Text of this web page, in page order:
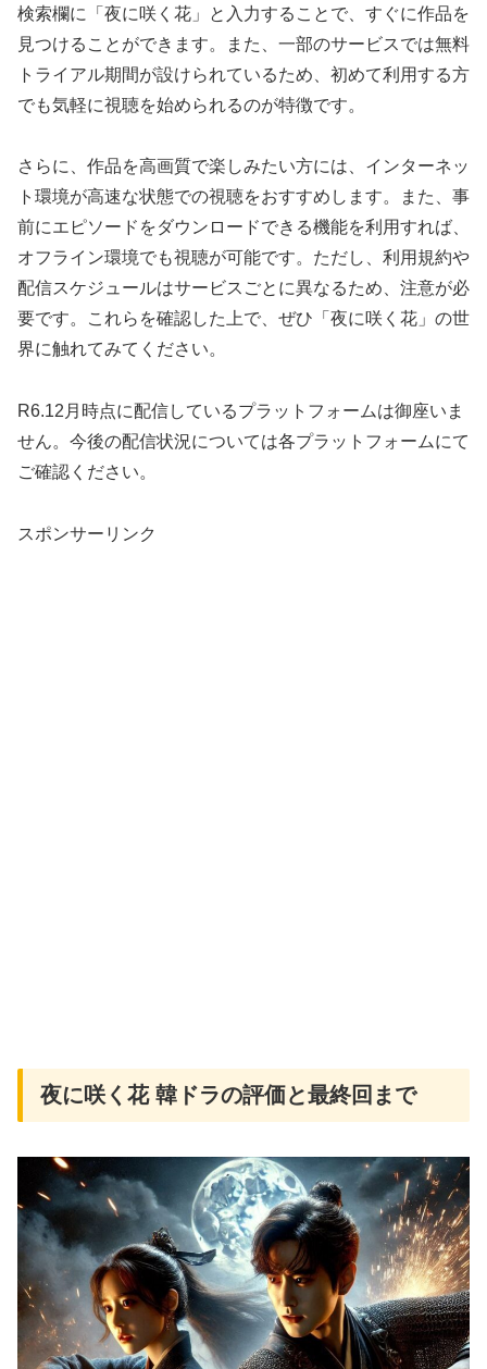
検索欄に「夜に咲く花」と入力することで、すぐに作品を
見つけることができます。また、一部のサービスでは無料
トライアル期間が設けられているため、初めて利用する方
でも気軽に視聴を始められるのが特徴です。
さらに、作品を高画質で楽しみたい方には、インターネッ
ト環境が高速な状態での視聴をおすすめします。また、事
前にエピソードをダウンロードできる機能を利用すれば、
オフライン環境でも視聴が可能です。ただし、利用規約や
配信スケジュールはサービスごとに異なるため、注意が必
要です。これらを確認した上で、ぜひ「夜に咲く花」の世
界に触れてみてください。
R6.12月時点に配信しているプラットフォームは御座いま
せん。今後の配信状況については各プラットフォームにて
ご確認ください。
スポンサーリンク
夜に咲く花 韓ドラの評価と最終回まで